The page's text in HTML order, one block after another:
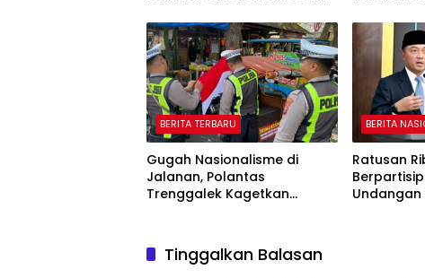
BERITA TERBARU
Gugah Nasionalisme di
Jalanan, Polantas
Trenggalek Kagetkan
BERITA
Ratusan
Tinggalkan Balasan